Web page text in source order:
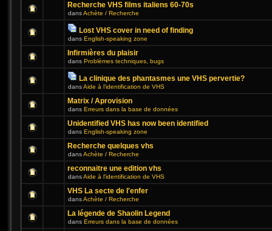
Recherche VHS films italiens 60-70s
dansAchète / Recherche
Lost VHS cover in need of finding
dans English-speaking zone
Infirmières du plaisir
dans Problèmes techniques, bugs
La clinique des phantasmes une VHS pervertie?
dansAide à l'identification de VHS
Matrix / Aprovision
dans Erreurs dans la base de données
Unidentified VHS has now been identified
dans English-speaking zone
Recherche quelques vhs
dansAchète / Recherche
reconnaitre une edition vhs
dansAide à l'identification de VHS
VHS La secte de l'enfer
dansAchète / Recherche
La légende de Shaolin Legend
dans Erreurs dans la base de données